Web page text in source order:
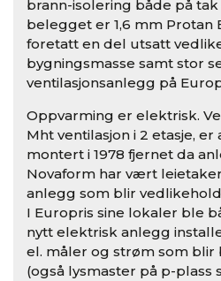
brann-isolering både på tak
belegget er 1,6 mm Protan
foretatt en del utsatt
bygningsmasse samt stor
ventilasjonsanlegg på
Oppvarming er elektrisk.
Mht ventilasjon i 2 etasje,
montert i 1978 fjernet da
Novaform har vært
anlegg som blir
I Europris sine lokaler ble
nytt elektrisk anlegg
el. måler og strøm som blir
(også lysmaster på p-plass